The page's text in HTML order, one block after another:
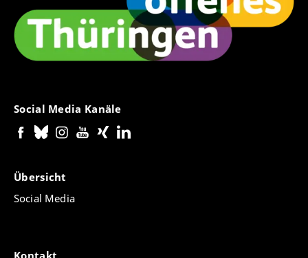
Social Media Kanäle
Übersicht
Social Media
Kontakt